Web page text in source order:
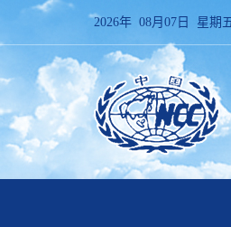
2026年 08月07日 星期